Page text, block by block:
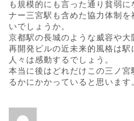
も規模的にも言った通り貧弱
ナー三宮駅も含めた協力体制
いでしょうか。
京都駅の長城のような威容や
再開発ビルの近未来的風格は
人々は感動するでしょう。
本当に後はどれだけこの三ノ
るかにかかっていると思います